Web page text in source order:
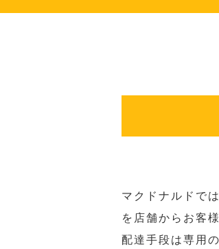
マクドナルドで
を店舗からお客
配達手段は専用